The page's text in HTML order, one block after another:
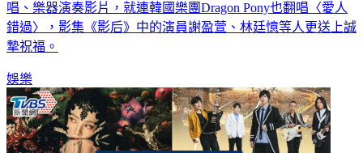
唱、樂器演奏影片，就連韓國樂團Dragon Pony也翻唱〈愛人
錯過〉，影集《影后》中的演員謝盈萱、林廷憶等人更送上誠
摯祝福。
娛樂